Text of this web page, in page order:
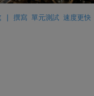
撰寫 單元測試 速度更